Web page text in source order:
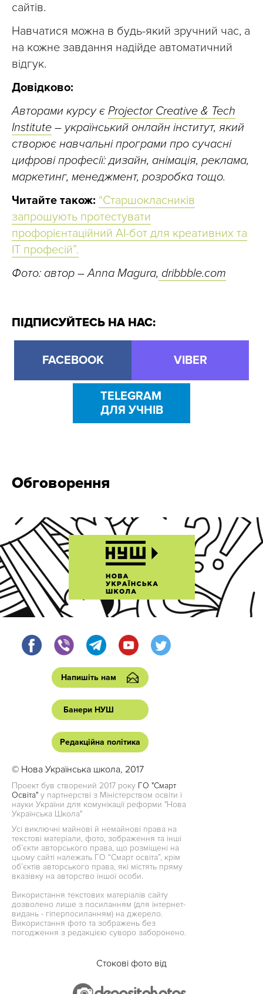
сайтів.
Навчатися можна в будь-який зручний час, а
на кожне завдання надійде автоматичний
відгук.
Довідково:
Авторами курсу є Projector Creative & Tech
Institute – український онлайн інститут, який
створює навчальні програми про сучасні
цифрові професії: дизайн, анімація, реклама,
маркетинг, менеджмент, розробка тощо.
Читайте також: “Старшокласників
запрошують протестувати
профорієнтаційний AI-бот для креативних та
ІТ професій”.
Фото: автор – Anna Magura, dribbble.com
ПІДПИСУЙТЕСЬ НА НАС:
FACEBOOK VIBER
TELEGRAM
ДЛЯ УЧНІВ
Обговорення
Напишіть нам
Банери НУШ
Редакційна політика
© Нова Українська школа, 2017
Проект був створений 2017 року ГО "Смарт
Освіта" у партнерстві з Міністерством освіти і
науки України для комунікації реформи "Нова
Українська Школа"
Усі виключні майнові й немайнові права на
текстові матеріали, фото, зображення та інші
об’єкти авторського права, що розміщені на
цьому сайті належать ГО “Смарт освіта”, крім
об’єктів авторського права, які містять пряму
вказівку на авторство іншої особи.
Використання текстових матеріалів сайту
дозволено лише з посиланням (для інтернет-
видань - гіперпосиланням) на джерело.
Використання фото та зображень без
погодження з редакцією суворо заборонено.
Стокові фото від